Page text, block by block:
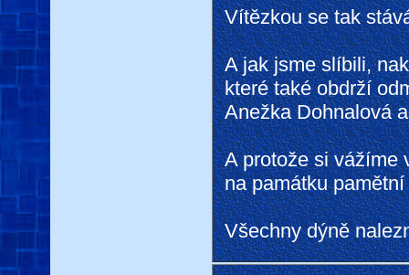
Vítězkou se tak
A jak jsme slíbili,
které také obdrží
Anežka Dohnalová
A protože si vážíme
na památku
Všechny dýně